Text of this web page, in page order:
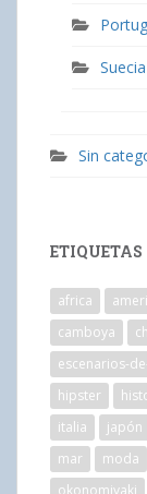
Suecia
Sin
ETIQUETAS
africa
camboya
escenarios-
hipster
italia
japón
mar
moda
okonomiyaki